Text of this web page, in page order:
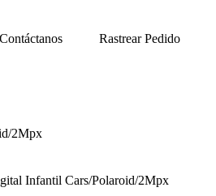
Contáctanos Rastrear Pedido
2Mpx
Infantil Cars/Polaroid/2Mpx